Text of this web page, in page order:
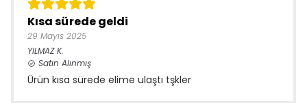
Kısa sürede geldi
29 Mayıs 2025
YILMAZ K.
Satın Alınmış
Ürün kısa sürede elime ulaştı tşkler